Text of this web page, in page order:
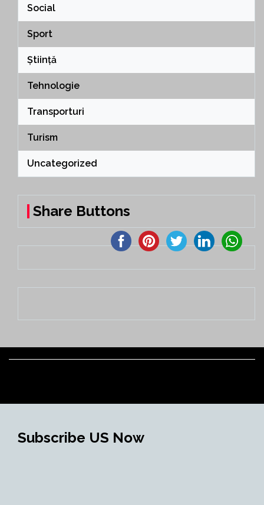
Social
Sport
Știință
Tehnologie
Transporturi
Turism
Uncategorized
Share Buttons
Subscribe US Now